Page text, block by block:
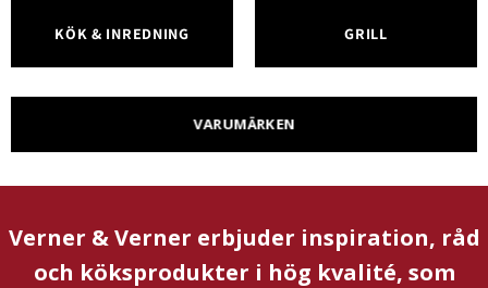
KÖK & INREDNING GRILL
VARUMÄRKEN
Verner & Verner erbjuder inspiration, råd
och köksprodukter i hög kvalité, som